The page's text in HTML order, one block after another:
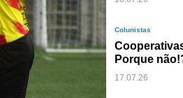
Colunistas
Porque
17.07.26